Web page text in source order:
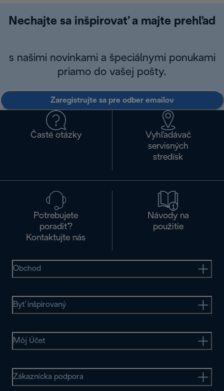
Nechajte sa inšpirovať a majte prehľad
s našimi novinkami a špeciálnymi ponukami
priamo do vašej pošty.
Zaregistrujte sa pre odber emailov
Časté otázky
Vyhľadávač
servisných
stredísk
Potrebujete
poradiť?
Kontaktujte nás
Návody na
použitie
Obchod
Byť inšpirovaný
Môj Účet
Zákaznícka podpora